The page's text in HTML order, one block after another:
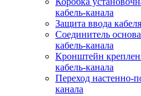
кабель-канала
Защита ввода
Соединитель
кабель-канала
Кронштейн
кабель-канала
Переход настенно-
канала